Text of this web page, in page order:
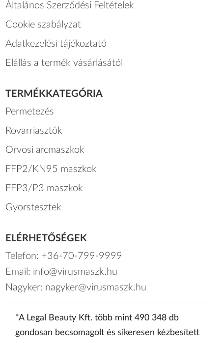
Általános Szerződési Feltételek
Cookie szabályzat
Adatkezelési tájékoztató
Elállás a termék vásárlásától
TERMÉKKATEGÓRIA
Permetezés
Rovarriasztók
Orvosi arcmaszkok
FFP2/KN95 maszkok
FFP3/P3 maszkok
Gyorstesztek
ELÉRHETŐSÉGEK
Telefon: +36-70-799-9999
Email: info@virusmaszk.hu
Nagyker: nagyker@virusmaszk.hu
*A Legal Beauty Kft. több mint 490 348 db
gondosan becsomagolt és sikeresen kézbesített